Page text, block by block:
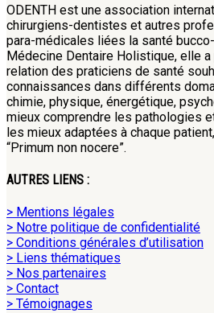
ODENTH est une association
chirurgiens-dentistes et autres
para-médicales liées la santé
Médecine Dentaire Holistique, elle
relation des praticiens de santé
connaissances dans différents
chimie, physique, énergétique,
mieux comprendre les pathologies
les mieux adaptées à chaque
“Primum non nocere”.
AUTRES LIENS :
> Mentions légales
> Notre politique de confidentialité
> Conditions générales d’utilisation
> Liens thématiques
> Nos partenaires
> Contact
> Témoignages